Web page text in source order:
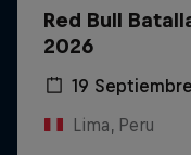
Red Bull
2026
19
Lima, Peru